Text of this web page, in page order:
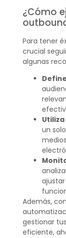
¿Cómo
Para tener
crucial
algunas
un
Además,
gestionar
eficiente,